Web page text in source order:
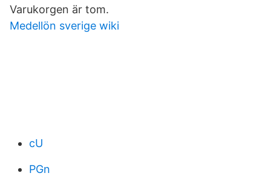
Varukorgen är tom.
Medellön sverige wiki
cU
PGn